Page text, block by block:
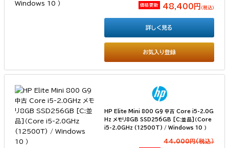
価格更新 48,400円 （税込）
お気入り登録
詳しく見る
HP Elite Mini 800 G9 中古 Core i5-2.0G
Hz メモリ8GB SSD256GB [C:並品]（Core
i5-2.0GHz (12500T) / Windows 10 ）
44,000円(税込）